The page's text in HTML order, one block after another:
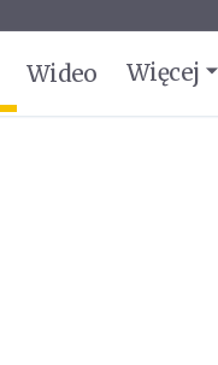
Wideo Więcej